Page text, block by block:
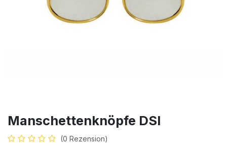
Manschettenknöpfe DSI
(0 Rezension)